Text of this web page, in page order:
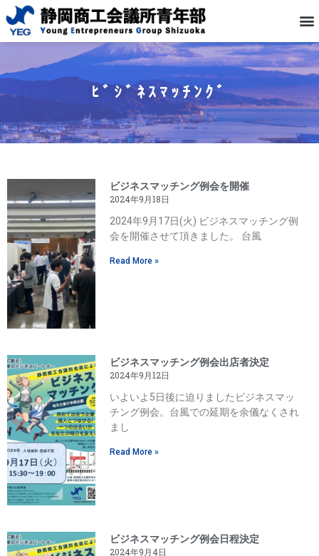
ﾋﾞｼﾞﾈｽﾏｯﾁﾝｸﾞ
ビジネスマッチング例会を開催
2024年9月18日
2024年9月17日(火) ビジネスマッチング例
会を開催させて頂きました。 台風
Read More »
ビジネスマッチング例会出店者決定
2024年9月12日
いよいよ5日後に迫りましたビジネスマッ
チング例会。台風での延期を余儀なくされ
まし
Read More »
ビジネスマッチング例会日程決定
2024年9月4日